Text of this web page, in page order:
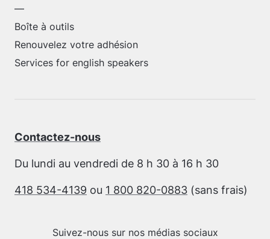
—
Boîte à outils
Renouvelez votre adhésion
Services for english speakers
Contactez-nous
Du lundi au vendredi de 8 h 30 à 16 h 30
418 534-4139 ou 1 800 820-0883 (sans frais)
Suivez-nous sur nos médias sociaux